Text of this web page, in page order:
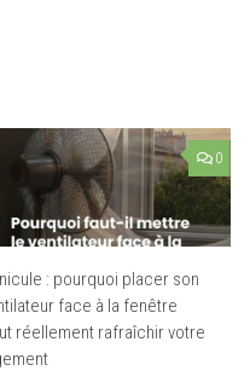
0
: pourquoi placer son
face à la fenêtre
réellement rafraîchir votre